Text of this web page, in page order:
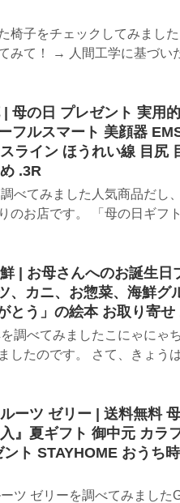
椅子をチェックしてみまし
みて！ → 人間工学に基づい
母の日 プレゼント 実用
フルスマート 美顔器
ライン ほうれい線 目尻
.3R
べてみました人気商品だし
のお店です。 「母の日ギフ
| お母さんへのお誕生日
、カニ、お惣菜、海鮮グ
とう」の絵本 お取り寄せ
調べてみましたこにゃにゃ
したのです。 さて、きょう
ーツ ゼリー | 送料無料
』夏ギフト 御中元 カ
ト STAYHOME おうち
ツ ゼリーを調べてみました